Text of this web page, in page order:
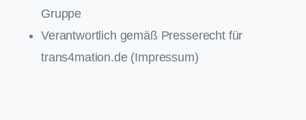
Gruppe
Verantwortlich gemäß Presserecht für
trans4mation.de (Impressum)